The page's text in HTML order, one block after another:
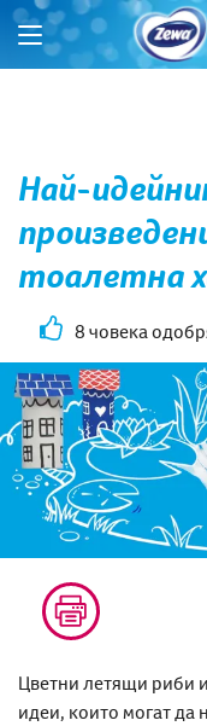
Най-
тоалетна
8 човека
Цветни летящи риби
идеи, които могат да